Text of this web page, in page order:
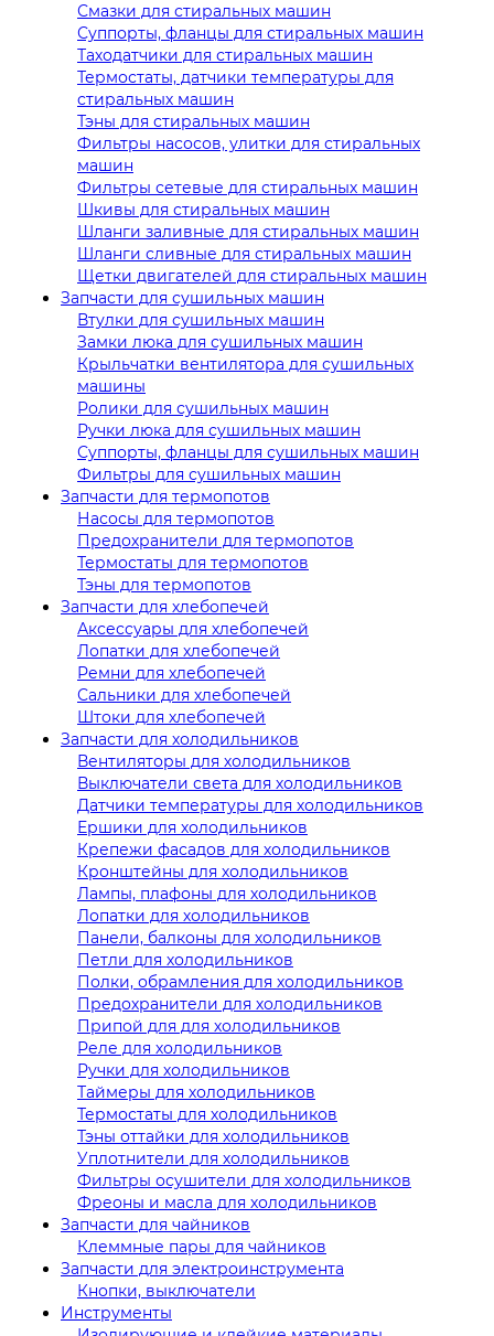
Смазки для стиральных машин
Суппорты, фланцы для стиральных машин
Таходатчики для стиральных машин
Термостаты, датчики температуры для
стиральных машин
Тэны для стиральных машин
Фильтры насосов, улитки для стиральных
машин
Фильтры сетевые для стиральных машин
Шкивы для стиральных машин
Шланги заливные для стиральных машин
Шланги сливные для стиральных машин
Щетки двигателей для стиральных машин
Запчасти для сушильных машин
Втулки для сушильных машин
Замки люка для сушильных машин
Крыльчатки вентилятора для сушильных
машины
Ролики для сушильных машин
Ручки люка для сушильных машин
Суппорты, фланцы для сушильных машин
Фильтры для сушильных машин
Запчасти для термопотов
Насосы для термопотов
Предохранители для термопотов
Термостаты для термопотов
Тэны для термопотов
Запчасти для хлебопечей
Аксессуары для хлебопечей
Лопатки для хлебопечей
Ремни для хлебопечей
Сальники для хлебопечей
Штоки для хлебопечей
Запчасти для холодильников
Вентиляторы для холодильников
Выключатели света для холодильников
Датчики температуры для холодильников
Ершики для холодильников
Крепежи фасадов для холодильников
Кронштейны для холодильников
Лампы, плафоны для холодильников
Лопатки для холодильников
Панели, балконы для холодильников
Петли для холодильников
Полки, обрамления для холодильников
Предохранители для холодильников
Припой для для холодильников
Реле для холодильников
Ручки для холодильников
Таймеры для холодильников
Термостаты для холодильников
Тэны оттайки для холодильников
Уплотнители для холодильников
Фильтры осушители для холодильников
Фреоны и масла для холодильников
Запчасти для чайников
Клеммные пары для чайников
Запчасти для электроинструмента
Кнопки, выключатели
Инструменты